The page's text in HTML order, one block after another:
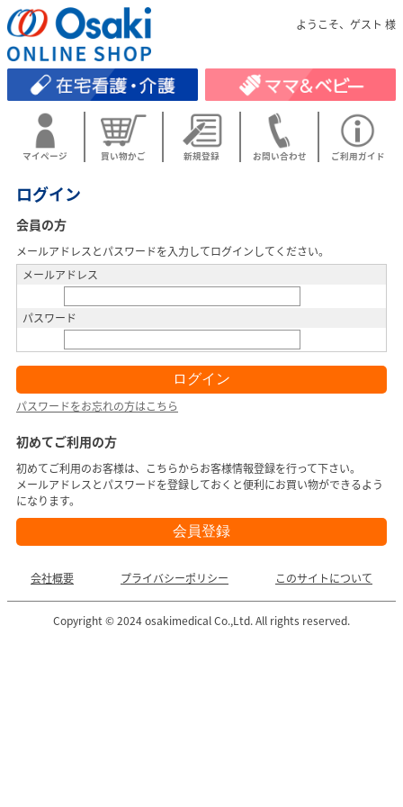
ようこそ、ゲスト 様
マイページ 買い物かご 新規登録 お問い合わせ ご利用ガイド
ログイン
会員の方
メールアドレスとパスワードを入力してログインしてください。
メールアドレス
パスワード
パスワードをお忘れの方はこちら
初めてご利用の方
初めてご利用のお客様は、こちらからお客様情報登録を行って下さい。
メールアドレスとパスワードを登録しておくと便利にお買い物ができるよう
になります。
会社概要 プライバシーポリシー このサイトについて
Copyright © 2024 osakimedical Co.,Ltd. All rights reserved.